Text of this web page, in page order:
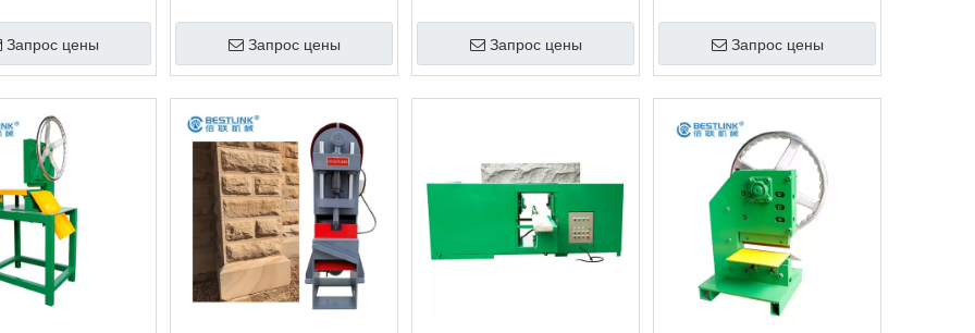
углового
в Китае
Запрос цены Запрос цены Запрос цены
и кирпича с гарантией 2 года
Запрос цены